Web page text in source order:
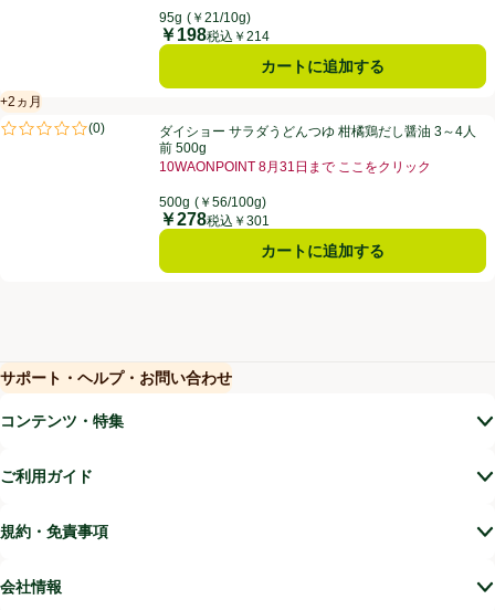
95g (￥21/10g)
価格
￥198税込￥214
カートに追加する
ダイショー サラダうどんつゆ 柑橘鶏だし醤油 3～4人前 500g
+2ヵ月
賞味・消費期限保証：2ヵ月
(0)
評価は0件のレビューで5点中0.0点。ダイショー サラダうどんつゆ 柑橘鶏だし醤油 3～4人
前 500g
10WAONPOINT 8月31日まで ここをクリック
500g (￥56/100g)
価格
￥278税込￥301
カートに追加する
サポート・ヘルプ・お問い合わせ
(新しいウィンドウで開く)
コンテンツ・特集
ご利用ガイド
規約・免責事項
会社情報